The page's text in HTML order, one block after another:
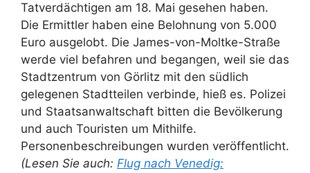
Tatverdächtigen am 18. Mai gesehen haben.
Die Ermittler haben eine Belohnung von 5.000
Euro ausgelobt. Die James-von-Moltke-Straße
werde viel befahren und begangen, weil sie das
Stadtzentrum von Görlitz mit den südlich
gelegenen Stadtteilen verbinde, hieß es. Polizei
und Staatsanwaltschaft bitten die Bevölkerung
und auch Touristen um Mithilfe.
Personenbeschreibungen wurden veröffentlicht.
(Lesen Sie auch: Flug nach Venedig: